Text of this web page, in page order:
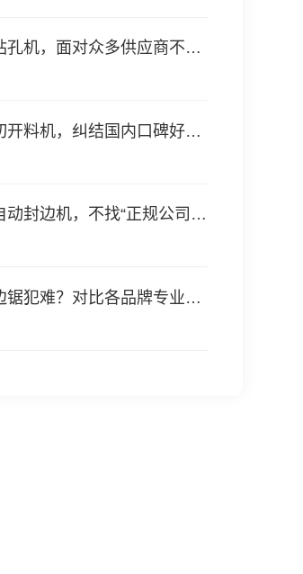
孔机，面对众多供应商不知选哪家？从
开料机，纠结国内口碑好的供应商？先
动封边机，不找“正规公司”，从这3个核
锯犯难？对比各品牌专业度，这几家正